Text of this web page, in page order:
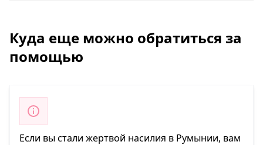
Куда еще можно обратиться за
помощью
Если вы стали жертвой насилия в Румынии, вам